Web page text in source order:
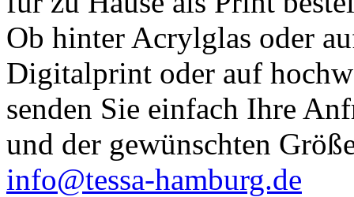
Ob hinter Acrylglas oder
Digitalprint oder auf
senden Sie einfach Ihre
und der gewünschten
info@tessa-hamburg.de